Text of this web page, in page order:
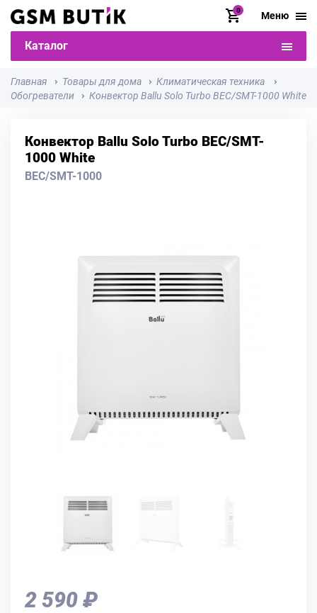
0 Меню
Каталог
Главная Товары для дома
Климатическая техника
Обогреватели
Конвектор Ballu Solo Turbo BEC/SMT-1000 White
Конвектор Ballu Solo Turbo BEC/SMT-
1000 White
BEC/SMT-1000
2 590 ₽